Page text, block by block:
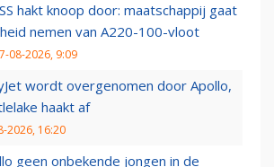
hakt knoop door: maatschappij gaat
nemen van A220-100-vloot
08-2026, 9:09
wordt overgenomen door Apollo,
haakt af
2026, 16:20
geen onbekende jongen in de